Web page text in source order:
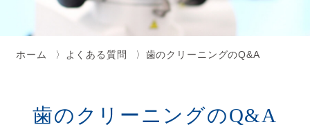
ホーム よくある質問 歯のクリーニングのQ&A
歯のクリーニングのQ&A